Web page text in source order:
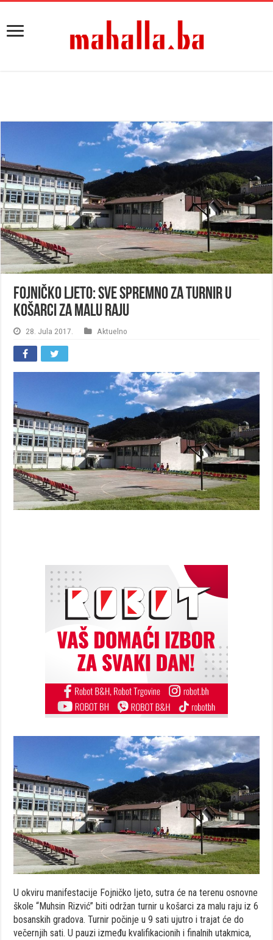
Fojničko ljeto: Sve spremno za turnir u
košarci za malu raju
28. Jula 2017. Aktuelno
U okviru manifestacije Fojničko ljeto, sutra će na terenu osnovne
škole “Muhsin Rizvić” biti održan turnir u košarci za malu raju iz 6
bosanskih gradova. Turnir počinje u 9 sati ujutro i trajat će do
večernjih sati. U pauzi između kvalifikacionih i finalnih utakmica,